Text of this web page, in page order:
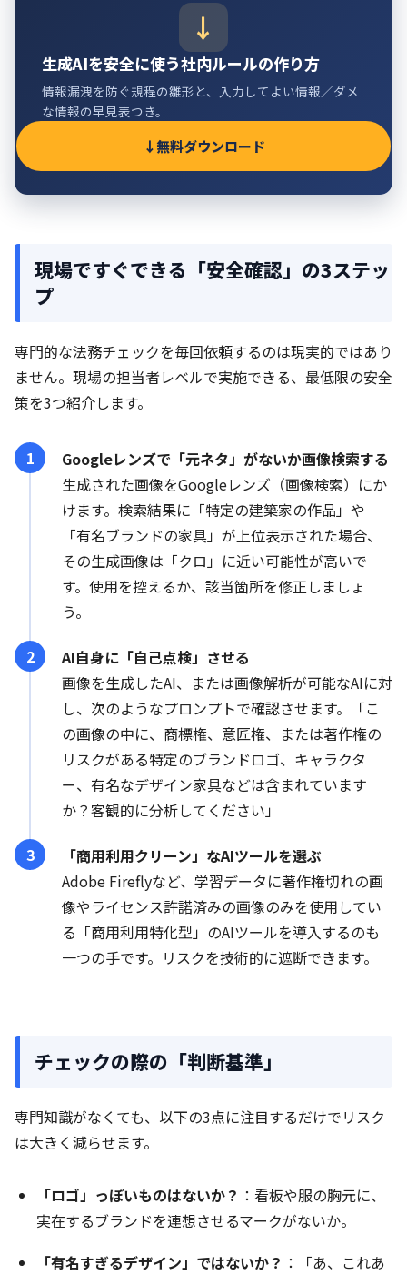
生成AIを安全に使う社内ルールの作り方
情報漏洩を防ぐ規程の雛形と、入力してよい情報／ダメ
な情報の早見表つき。
無料ダウンロード
現場ですぐできる「安全確認」の3ステッ
プ
専門的な法務チェックを毎回依頼するのは現実的ではあり
ません。現場の担当者レベルで実施できる、最低限の安全
策を3つ紹介します。
Googleレンズで「元ネタ」がないか画像検索する
生成された画像をGoogleレンズ（画像検索）にか
けます。検索結果に「特定の建築家の作品」や
「有名ブランドの家具」が上位表示された場合、
その生成画像は「クロ」に近い可能性が高いで
す。使用を控えるか、該当箇所を修正しましょ
う。
AI自身に「自己点検」させる
画像を生成したAI、または画像解析が可能なAIに対
し、次のようなプロンプトで確認させます。「こ
の画像の中に、商標権、意匠権、または著作権の
リスクがある特定のブランドロゴ、キャラクタ
ー、有名なデザイン家具などは含まれています
か？客観的に分析してください」
「商用利用クリーン」なAIツールを選ぶ
Adobe Fireflyなど、学習データに著作権切れの画
像やライセンス許諾済みの画像のみを使用してい
る「商用利用特化型」のAIツールを導入するのも
一つの手です。リスクを技術的に遮断できます。
チェックの際の「判断基準」
専門知識がなくても、以下の3点に注目するだけでリスク
は大きく減らせます。
「ロゴ」っぽいものはないか？ ：看板や服の胸元に、
実在するブランドを連想させるマークがないか。
「有名すぎるデザイン」ではないか？ ：「あ、これあ